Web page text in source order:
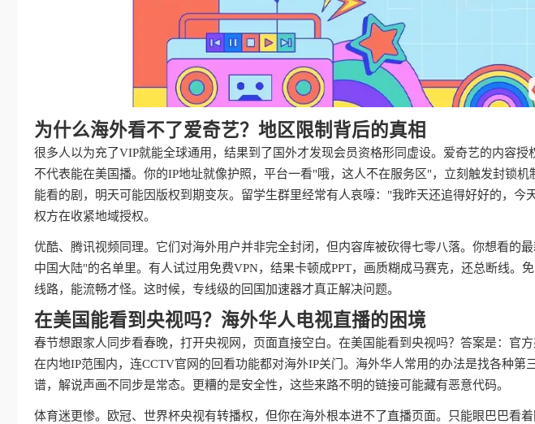
为什么海外看不了爱奇艺？地区限制背后的真相
很多人以为充了VIP就能全球通用，结果到了国外才发现会员资格形同虚设。爱奇艺的内容授
不代表能在美国播。你的IP地址就像护照，平台一看"哦，这人不在服务区"，立刻触发封锁
能看的剧，明天可能因版权到期变灰。留学生群里经常有人哀嚎："我昨天还追得好好的，今
权方在收紧地域授权。
优酷、腾讯视频同理。它们对海外用户并非完全封闭，但内容库被砍得七零八落。你想看的
中国大陆"的名单里。有人试过用免费VPN，结果卡顿成PPT，画质糊成马赛克，还总断线。
线路，能流畅才怪。这时候，专线级的回国加速器才真正解决问题。
在美国能看到央视吗？海外华人电视直播的困境
春节想跟家人同步看春晚，打开央视网，页面直接空白。在美国能看到央视吗？答案是：官
在内地IP范围内，连CCTV官网的回看功能都对海外IP关门。海外华人常用的办法是找各种第
谱，解说声画不同步是常态。更糟的是安全性，这些来路不明的链接可能藏有恶意代码。
体育迷更惨。欧冠、世界杯央视有转播权，但你在海外根本进不了直播页面。只能眼巴巴看